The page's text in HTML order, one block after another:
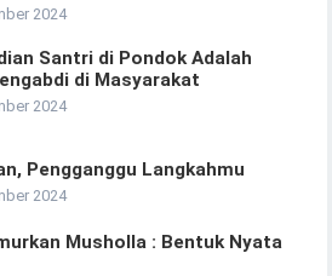
2024
Santri di Pondok Adalah
di Masyarakat
2024
Pengganggu Langkahmu
2024
Musholla : Bentuk Nyata